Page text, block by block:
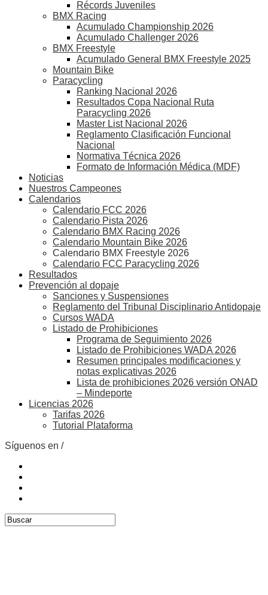
Récords Juveniles
BMX Racing
Acumulado Championship 2026
Acumulado Challenger 2026
BMX Freestyle
Acumulado General BMX Freestyle 2025
Mountain Bike
Paracycling
Ranking Nacional 2026
Resultados Copa Nacional Ruta
Paracycling 2026
Master List Nacional 2026
Reglamento Clasificación Funcional
Nacional
Normativa Técnica 2026
Formato de Información Médica (MDF)
Noticias
Nuestros Campeones
Calendarios
Calendario FCC 2026
Calendario Pista 2026
Calendario BMX Racing 2026
Calendario Mountain Bike 2026
Calendario BMX Freestyle 2026
Calendario FCC Paracycling 2026
Resultados
Prevención al dopaje
Sanciones y Suspensiones
Reglamento del Tribunal Disciplinario Antidopaje
Cursos WADA
Listado de Prohibiciones
Programa de Seguimiento 2026
Listado de Prohibiciones WADA 2026
Resumen principales modificaciones y
notas explicativas 2026
Lista de prohibiciones 2026 versión ONAD
– Mindeporte
Licencias 2026
Tarifas 2026
Tutorial Plataforma
Síguenos en /